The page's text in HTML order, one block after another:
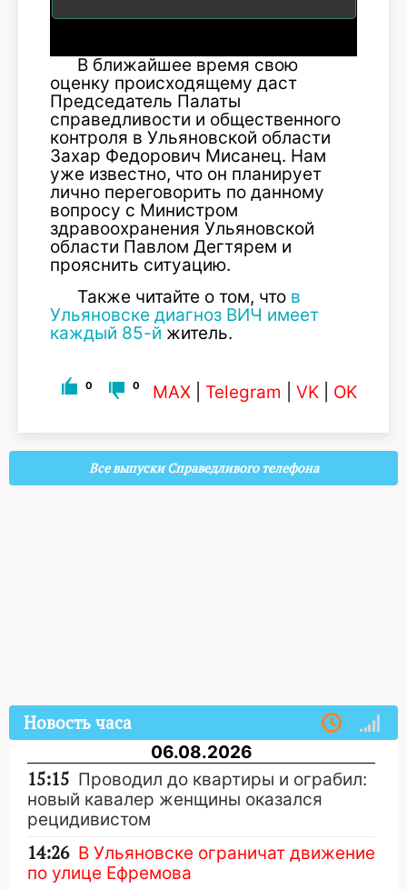
В ближайшее время свою
оценку происходящему даст
Председатель Палаты
справедливости и общественного
контроля в Ульяновской области
Захар Федорович Мисанец. Нам
уже известно, что он планирует
лично переговорить по данному
вопросу с Министром
здравоохранения Ульяновской
области Павлом Дегтярем и
прояснить ситуацию.
Также читайте о том, что в
Ульяновске диагноз ВИЧ имеет
каждый 85-й житель.
0 0 MAX Telegram VK OK
Все выпуски Справедливого телефона
Новость часа
06.08.2026
15:15 Проводил до квартиры и ограбил:
новый кавалер женщины оказался
рецидивистом
14:26 В Ульяновске ограничат движение
по улице Ефремова